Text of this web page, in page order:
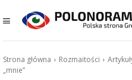
Strona główna Rozmaitości
„mnie”